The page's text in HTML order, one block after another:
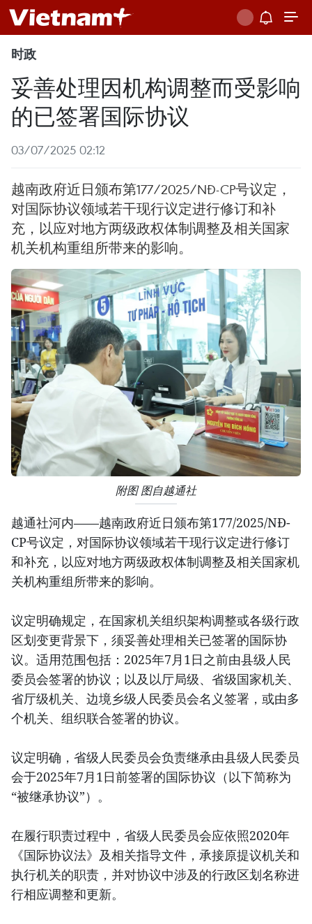
时政
妥善处理因机构调整而受影响
的已签署国际协议
03/07/2025 02:12
越南政府近日颁布第177/2025/NĐ-CP号议定，
对国际协议领域若干现行议定进行修订和补
充，以应对地方两级政权体制调整及相关国家
机关机构重组所带来的影响。
附图 图自越通社
越通社河内——越南政府近日颁布第177/2025/NĐ-
CP号议定，对国际协议领域若干现行议定进行修订
和补充，以应对地方两级政权体制调整及相关国家机
关机构重组所带来的影响。
议定明确规定，在国家机关组织架构调整或各级行政
区划变更背景下，须妥善处理相关已签署的国际协
议。适用范围包括：2025年7月1日之前由县级人民
委员会签署的协议；以及以厅局级、省级国家机关、
省厅级机关、边境乡级人民委员会名义签署，或由多
个机关、组织联合签署的协议。
议定明确，省级人民委员会负责继承由县级人民委员
会于2025年7月1日前签署的国际协议（以下简称为
“被继承协议”）。
在履行职责过程中，省级人民委员会应依照2020年
《国际协议法》及相关指导文件，承接原提议机关和
执行机关的职责，并对协议中涉及的行政区划名称进
行相应调整和更新。